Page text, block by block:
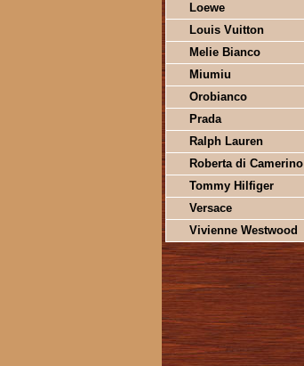
Loewe
Louis Vuitton
Melie Bianco
Miumiu
Orobianco
Prada
Ralph Lauren
Roberta di Camerino
Tommy Hilfiger
Versace
Vivienne Westwood